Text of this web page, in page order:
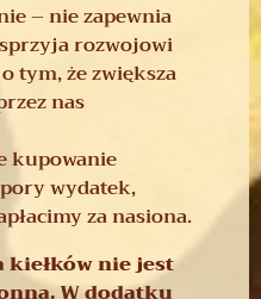
– nie zapewnia
rozwojowi
tym, że zwiększa
nas
kupowanie
wydatek,
za nasiona.
kiełków nie jest